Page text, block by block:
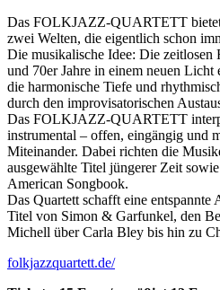
Das FOLKJAZZ-QUARTETT bietet
zwei Welten, die eigentlich schon
Die musikalische Idee: Die zeitlosen
und 70er Jahre in einem neuen Licht
die harmonische Tiefe und
durch den improvisatorischen
Das FOLKJAZZ-QUARTETT
instrumental – offen, eingängig und
Miteinander. Dabei richten die
ausgewählte Titel jüngerer Zeit
American Songbook.
Das Quartett schafft eine entspannte
Titel von Simon & Garfunkel, den
Michell über Carla Bley bis hin zu
folkjazzquartett.de/